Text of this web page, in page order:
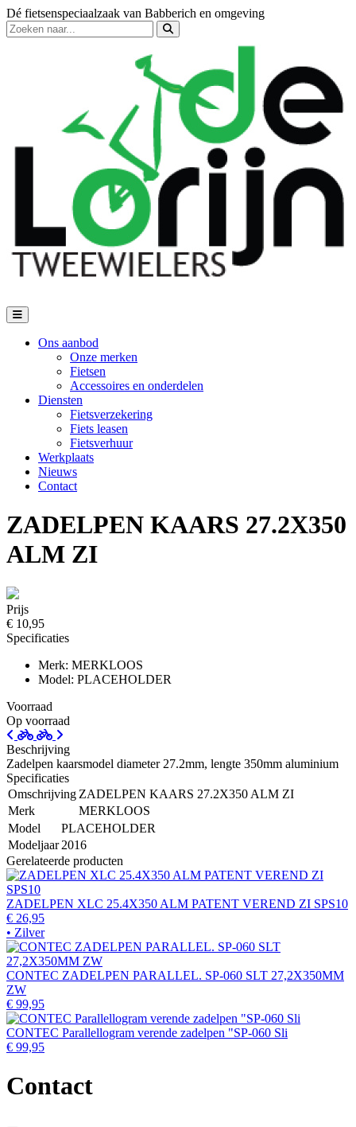
Dé fietsenspeciaalzaak van Babberich en omgeving
Ons aanbod
Onze merken
Fietsen
Accessoires en onderdelen
Diensten
Fietsverzekering
Fiets leasen
Fietsverhuur
Werkplaats
Nieuws
Contact
ZADELPEN KAARS 27.2X350
ALM ZI
Prijs
€ 10,95
Specificaties
Merk: MERKLOOS
Model: PLACEHOLDER
Voorraad
Op voorraad
Beschrijving
Zadelpen kaarsmodel diameter 27.2mm, lengte 350mm aluminium
Specificaties
Omschrijving ZADELPEN KAARS 27.2X350 ALM ZI
Merk
MERKLOOS
Model
PLACEHOLDER
Modeljaar 2016
Gerelateerde producten
ZADELPEN XLC 25.4X350 ALM PATENT VEREND ZI SPS10
€ 26,95
• Zilver
CONTEC ZADELPEN PARALLEL. SP-060 SLT 27,2X350MM
ZW
€ 99,95
CONTEC Parallellogram verende zadelpen "SP-060 Sli
€ 99,95
Contact